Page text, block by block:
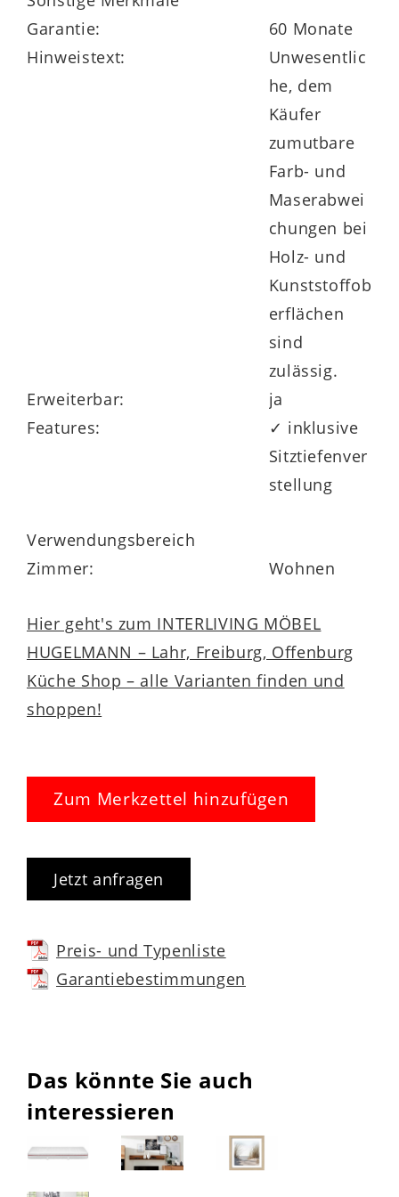
der Produktnummer 925204-0226 zur
Verfügung.
Garantie:
60 Monate
Hinweistext:
Unwesentlic
he, dem
Käufer
zumutbare
Farb- und
Maserabwei
chungen bei
Holz- und
Kunststoffob
erflächen
sind
zulässig.
Erweiterbar:
ja
Features:
✓ inklusive
Sitztiefenver
stellung
Verwendungsbereich
Zimmer:
Wohnen
Hier geht's zum INTERLIVING MÖBEL
HUGELMANN – Lahr, Freiburg, Offenburg
Küche Shop – alle Varianten finden und
shoppen!
Zum Merkzettel hinzufügen
Jetzt anfragen
Preis- und Typenliste
Garantiebestimmungen
Das könnte Sie auch
interessieren